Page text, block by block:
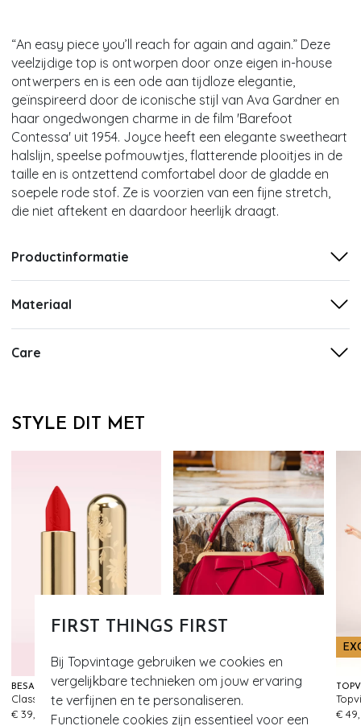
FIRST THINGS FIRST
Bij Topvintage gebruiken we cookies en
vergelijkbare technieken om jouw ervaring
te verfijnen en te personaliseren.
Functionele cookies zijn essentieel voor een
“An easy piece you’ll reach for again and again.” Deze
veelzijdige top is ontworpen door onze eigen in-house
ontwerpers en is een ode aan tijdloze elegantie,
geïnspireerd door de iconische stijl van Ava Gardner en
haar ongedwongen charme in de film 'Barefoot
Contessa' uit 1954. Joyce heeft een elegante sweetheart
halslijn, speelse pofmouwtjes, flatterende plooitjes in de
taille en is ontzettend comfortabel door de gladde en
soepele rode stof. Ze is voorzien van een fijne stretch,
die niet aftekent en daardoor heerlijk draagt.
Productinformatie
Materiaal
Care
STYLE DIT MET
BÉSAME COSMETICS
Classic Colour lippenstift in red hot red
€ 39,95
70
BANNED RETRO
€ 59,95
€